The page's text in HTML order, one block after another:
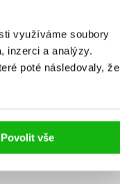
využíváme soubory
inzerci a analýzy.
poté následovaly, že
Povolit vše